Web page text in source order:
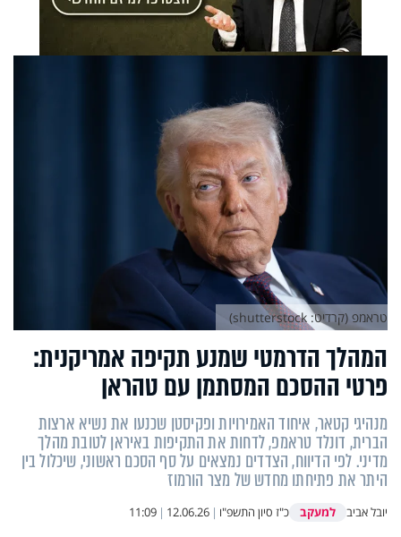
המהלך הדרמטי שמנע תקיפה אמריקנית:
פרטי ההסכם המסתמן עם טהראן
מנהיגי קטאר, איחוד האמירויות ופקיסטן שכנעו את נשיא ארצות
הברית, דונלד טראמפ, לדחות את התקיפות באיראן לטובת מהלך
מדיני. לפי הדיווח, הצדדים נמצאים על סף הסכם ראשוני, שיכלול בין
היתר את פתיחתו מחדש של מצר הורמוז
יובל אביב למעקב כ"ז סיון התשפ"ו |
12.06.26
|
11:09
טראמפ (קרדיט: shutterstock)